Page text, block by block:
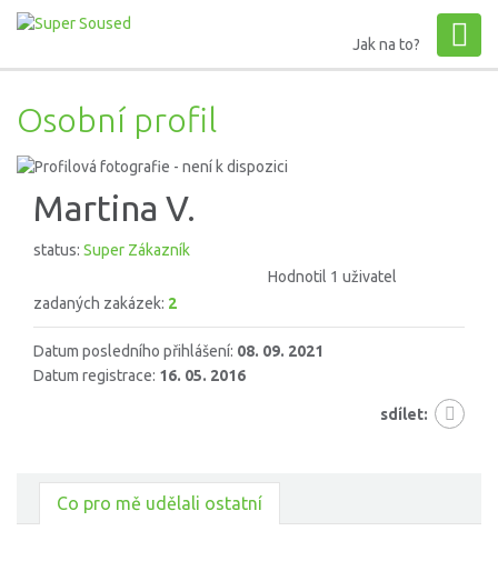
Jak na to?
Osobní profil
Martina V.
status: Super Zákazník
Hodnotil 1 uživatel
zadaných zakázek: 2
Datum posledního přihlášení: 08. 09. 2021
Datum registrace: 16. 05. 2016
sdílet:
Co pro mě udělali ostatní